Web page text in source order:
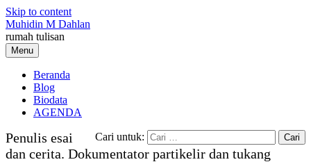
Skip to content
Muhidin M Dahlan
rumah tulisan
Menu
Beranda
Blog
Biodata
AGENDA
Cari untuk:
Penulis esai
dan cerita. Dokumentator partikelir dan tukang